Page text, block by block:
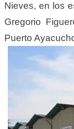
Nieves, en los
Gregorio
Puerto